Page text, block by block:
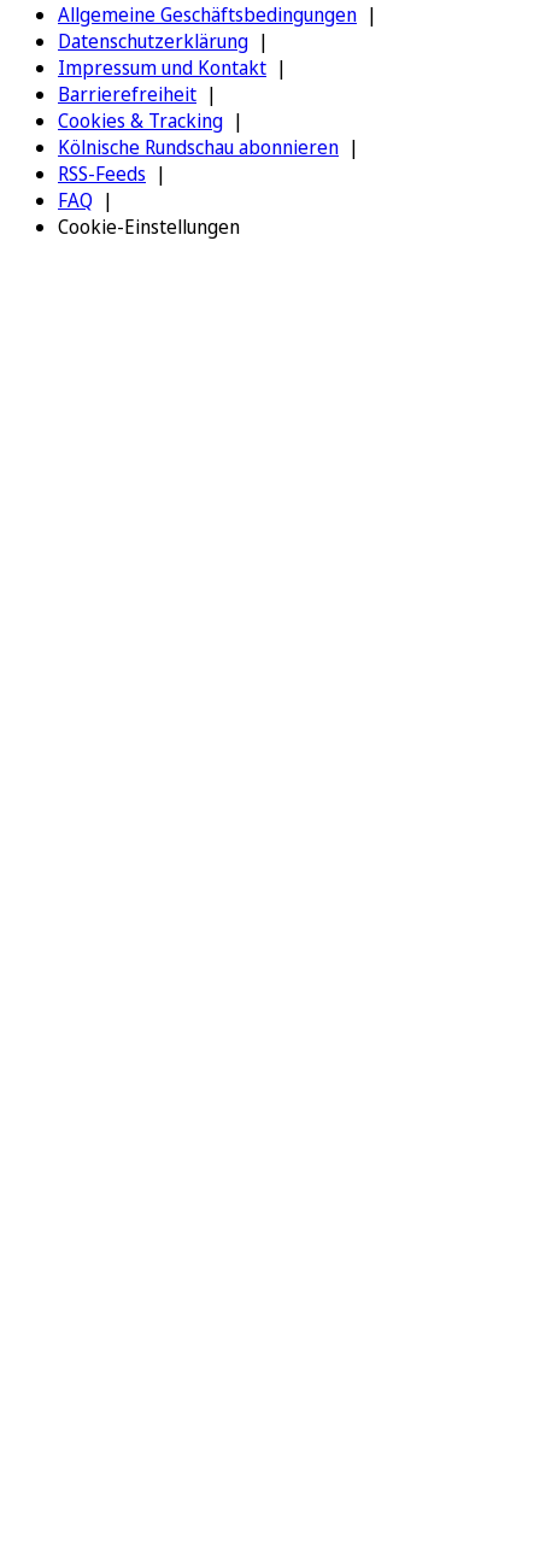
Allgemeine Geschäftsbedingungen
Datenschutzerklärung
Impressum und Kontakt
Barrierefreiheit
Cookies & Tracking
Kölnische Rundschau abonnieren
RSS-Feeds
FAQ
Cookie-Einstellungen